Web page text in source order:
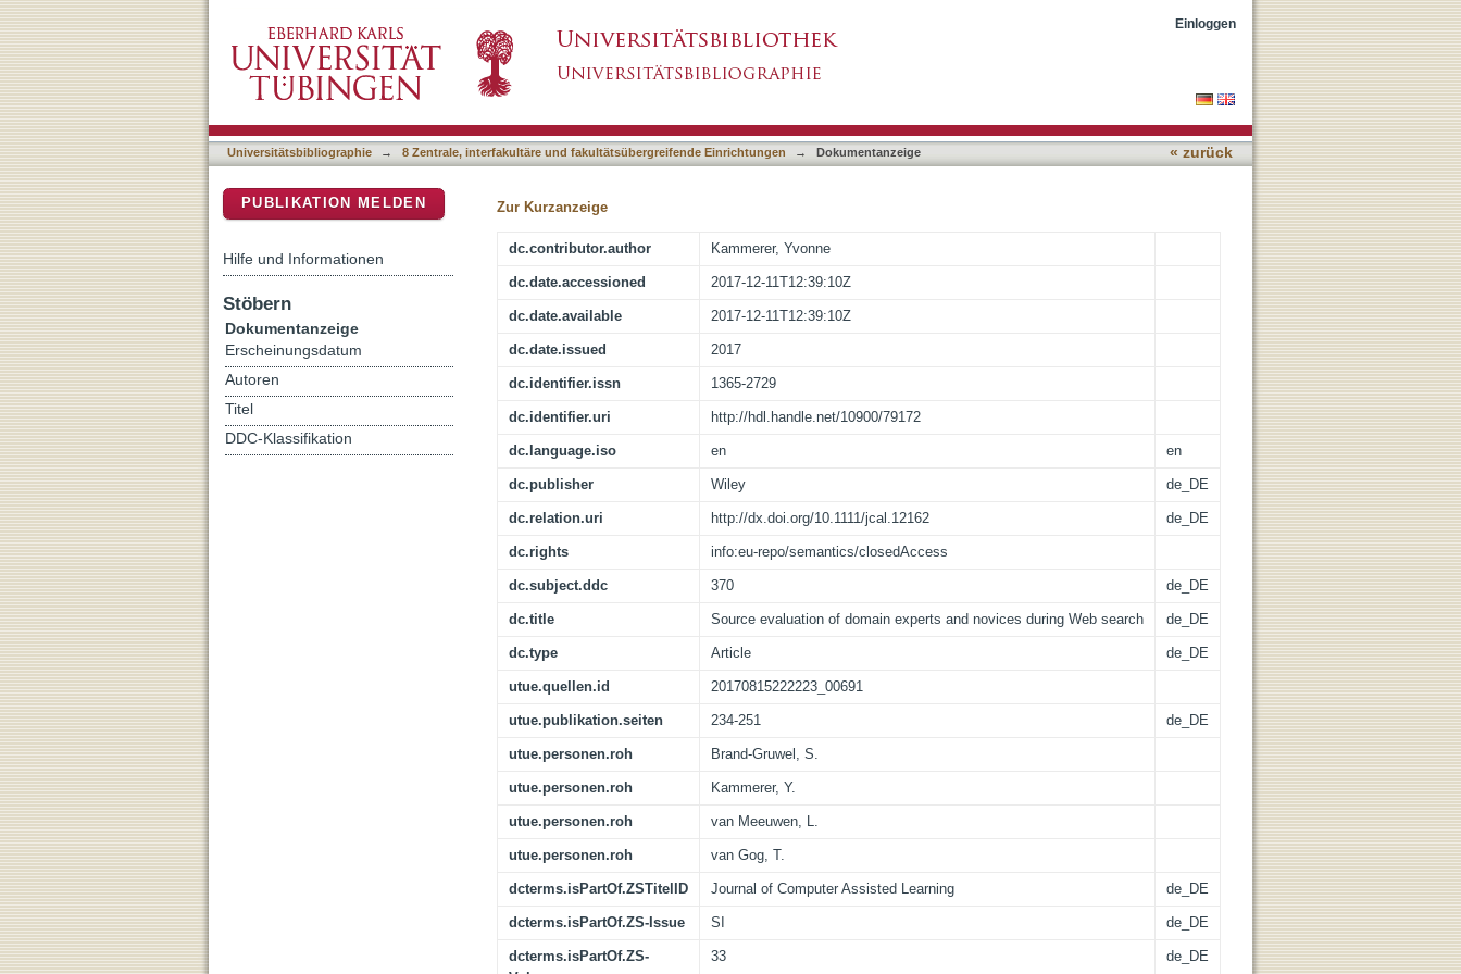
Einloggen
Universitätsbibliographie → 8 Zentrale, interfakultäre und fakultätsübergreifende Einrichtungen → Dokumentanzeige « zurück
Zur Kurzanzeige
dc.contributor.author Kammerer, Yvonne
dc.date.accessioned 2017-12-11T12:39:10Z
dc.date.available 2017-12-11T12:39:10Z
dc.date.issued 2017
dc.identifier.issn 1365-2729
dc.identifier.uri http://hdl.handle.net/10900/79172
dc.language.iso en en
dc.publisher Wiley de_DE
dc.relation.uri http://dx.doi.org/10.1111/jcal.12162 de_DE
dc.rights info:eu-repo/semantics/closedAccess
dc.subject.ddc 370 de_DE
dc.title Source evaluation of domain experts and novices during Web search de_DE
dc.type Article de_DE
utue.quellen.id 20170815222223_00691
utue.publikation.seiten 234-251 de_DE
utue.personen.roh Brand-Gruwel, S.
utue.personen.roh Kammerer, Y.
utue.personen.roh van Meeuwen, L.
utue.personen.roh van Gog, T.
dcterms.isPartOf.ZSTitelID Journal of Computer Assisted Learning de_DE
dcterms.isPartOf.ZS-Issue SI de_DE
dcterms.isPartOf.ZS-
33 de_DE
PUBLIKATION MELDEN
Hilfe und Informationen
Stöbern
Dokumentanzeige
Erscheinungsdatum
Autoren
Titel
DDC-Klassifikation